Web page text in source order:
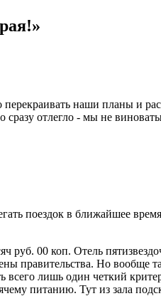
наши планы и
сразу отлегло - мы не
поездок в ближайшее
00 коп. Отель
правительства. Но вооб­ще
лишь один четкий
пита­нию. Тут из зала